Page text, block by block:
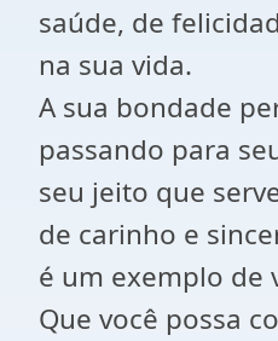
saúde, de
na sua vida.
A sua bondade
passando para
seu jeito que
de carinho e
é um exemplo de
Que você possa